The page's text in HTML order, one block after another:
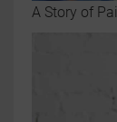
A Story of